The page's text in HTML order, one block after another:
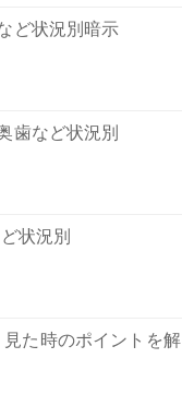
ど状況別暗示
歯など状況別
状況別
見た時のポイントを解